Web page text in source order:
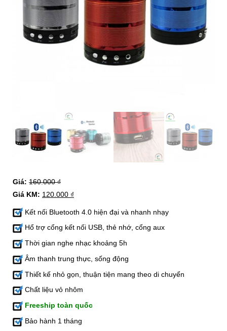
Giá: 160.000₫
Giá KM: 120.000 ₫
Kết nối Bluetooth 4.0 hiện đại và nhanh nhạy
Hổ trợ cổng kết nối USB, thẻ nhớ, cổng aux
Thời gian nghe nhạc khoảng 5h
Âm thanh trung thực, sống động
Thiết kế nhỏ gọn, thuận tiện mang theo di chuyển
Chất liệu vỏ nhôm
Freeship toàn quốc
Bảo hành 1 tháng